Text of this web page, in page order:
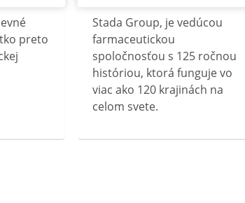
preto
Stada Group, je vedúcou
farmaceutickou
spoločnosťou s 125 ročnou
históriou, ktorá funguje vo
viac ako 120 krajinách na
celom svete.